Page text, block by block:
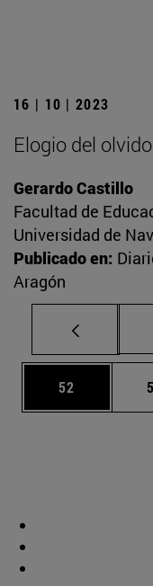
16 | 10 | 2023
Elogio del olvido
Gerardo Castillo
Facultad de
Universidad de
Publicado en:
Aragón
Página
52